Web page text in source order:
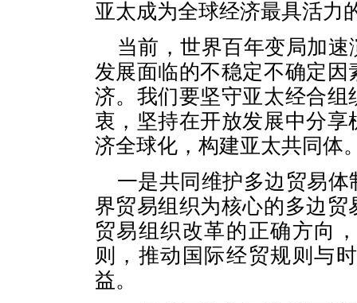
亚太成为全球经济最具活力
当前，世界百年变局加
发展面临的不稳定不确定
济。我们要坚守亚太经合
衷，坚持在开放发展中分
济全球化，构建亚太共同体
一是共同维护多边贸易
界贸易组织为核心的多边
贸易组织改革的正确方向
则，推动国际经贸规则与
益。